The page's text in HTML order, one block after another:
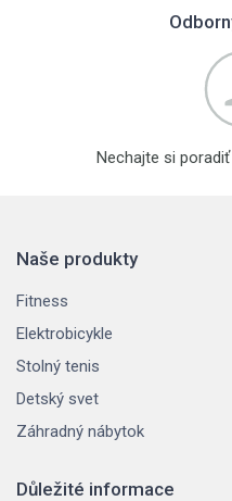
Nechajte si
Naše produkty
Fitness
Elektrobicykle
Stolný tenis
Detský svet
Záhradný nábytok
Důležité informace